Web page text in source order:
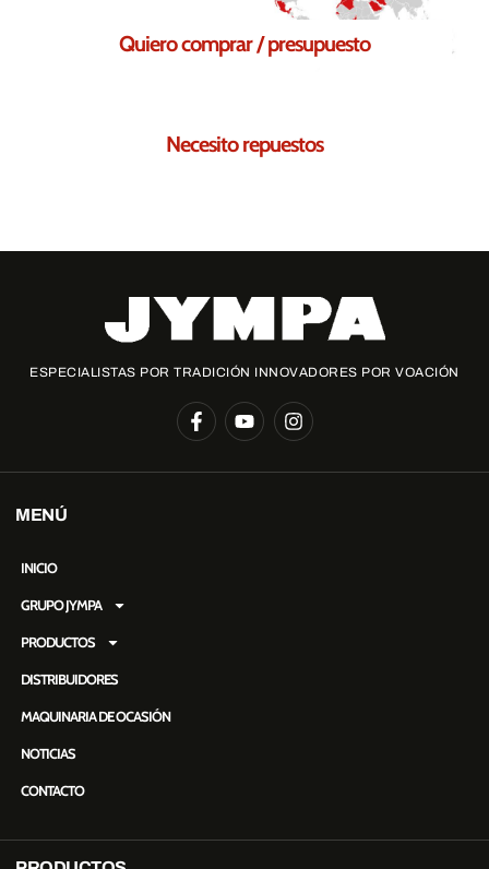
Quiero comprar / presupuesto
Necesito repuestos
ESPECIALISTAS POR TRADICIÓN INNOVADORES POR VOACIÓN
MENÚ
INICIO
GRUPO JYMPA
PRODUCTOS
DISTRIBUIDORES
MAQUINARIA DE OCASIÓN
NOTICIAS
CONTACTO